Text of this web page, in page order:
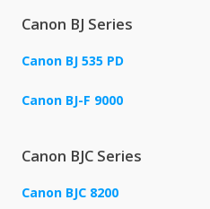
Canon BJ Series
Canon BJ 535 PD
Canon BJ-F 9000
Canon BJC Series
Canon BJC 8200